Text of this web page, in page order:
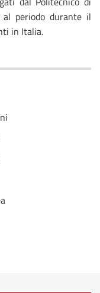
al periodo durante il
in Italia.